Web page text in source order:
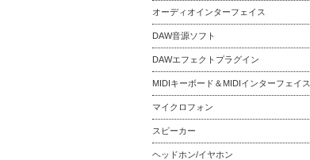
オーディオインターフェイス
DAW音源ソフト
DAWエフェクトプラグイン
MIDIキーボード＆MIDIインターフェイス
マイクロフォン
スピーカー
ヘッドホン/イヤホン